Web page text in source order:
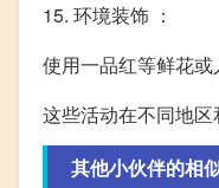
15. 环境装饰 ：
使用一品红等鲜花或
这些活动在不同地区
其他小伙伴的相